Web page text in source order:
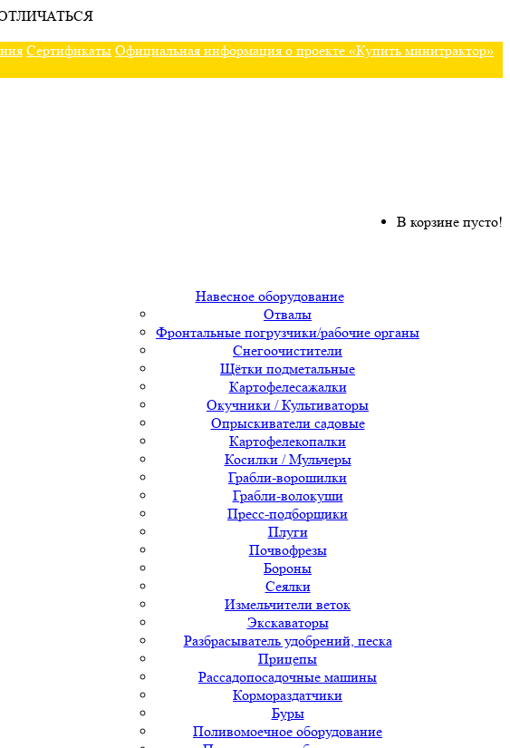
Сертификаты Официальная информация о проекте «Купить минитрактор»
В корзине пусто!
Навесное оборудование
Отвалы
Фронтальные погрузчики/рабочие органы
Снегоочистители
Щётки подметальные
Картофелесажалки
Окучники / Культиваторы
Опрыскиватели садовые
Картофелекопалки
Косилки / Мульчеры
Грабли-ворошилки
Грабли-волокуши
Пресс-подборщики
Плуги
Почвофрезы
Бороны
Сеялки
Измельчители веток
Экскаваторы
Разбрасыватель удобрений, песка
Прицепы
Рассадопосадочные машины
Кормораздатчики
Буры
Поливомоечное оборудование